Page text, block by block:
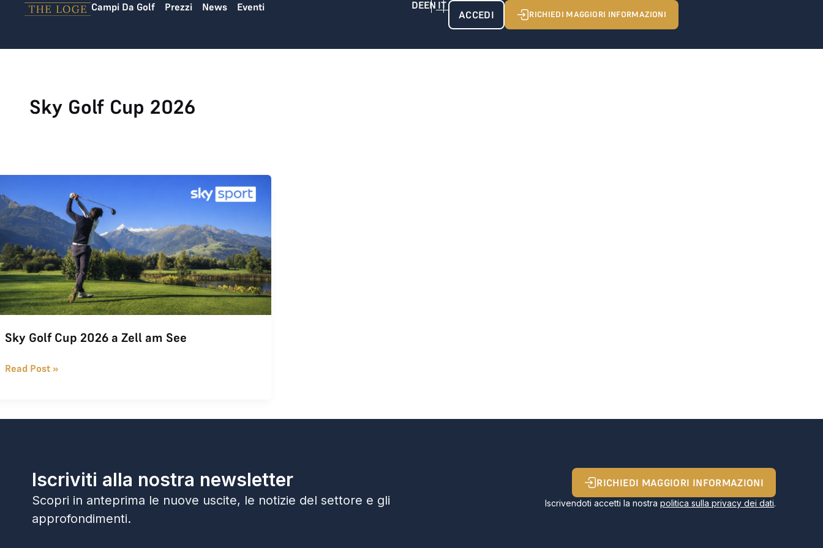
Vai al contenuto Campi Da Golf Prezzi News Eventi
ACCEDI RICHIEDI MAGGIORI INFORMAZIONI
Sky Golf Cup 2026
Sky Golf Cup 2026 a Zell am See
Read Post »
Iscriviti alla nostra newsletter
Scopri in anteprima le nuove uscite, le notizie del settore e gli
approfondimenti.
RICHIEDI MAGGIORI INFORMAZIONI
Iscrivendoti accetti la nostrapolitica sulla privacy dei dati.